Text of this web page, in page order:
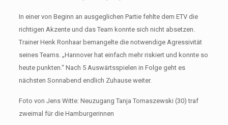
In einer von Beginn an ausgeglichen Partie fehlte dem ETV die
richtigen Akzente und das Team konnte sich nicht absetzen.
Trainer Henk Ronhaar bemangelte die notwendige Agressivität
seines Teams. „Hannover hat einfach mehr riskiert und konnte so
heute punkten.“ Nach 5 Auswärtsspielen in Folge geht es
nächsten Sonnabend endlich Zuhause weiter.
Foto von Jens Witte: Neuzugang Tanja Tomaszewski (30) traf
zweimal für die Hamburgerinnen